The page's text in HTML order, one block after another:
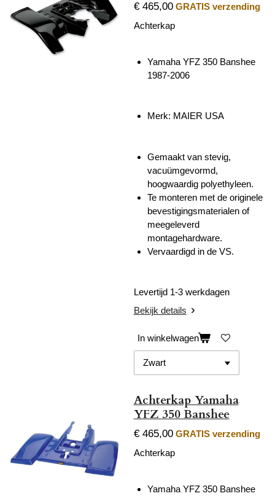
€ 465,00 GRATIS verzending
Achterkap
Yamaha YFZ 350 Banshee
1987-2006
Merk: MAIER USA
Gemaakt van stevig,
vacuümgevormd,
hoogwaardig polyethyleen.
Te monteren met de originele
bevestigingsmaterialen of
meegeleverd
montagehardware.
Vervaardigd in de VS.
Levertijd 1-3 werkdagen
Bekijk details
In winkelwagen
Achterkap Yamaha
YFZ 350 Banshee
€ 465,00 GRATIS verzending
Achterkap
Yamaha YFZ 350 Banshee